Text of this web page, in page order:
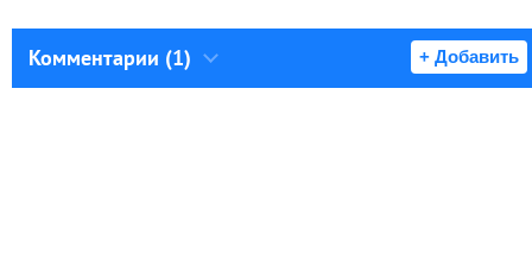
Комментарии (1) + Добавить